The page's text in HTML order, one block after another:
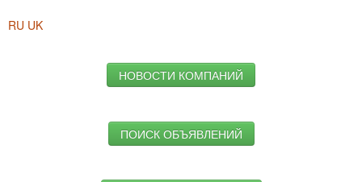
RU UK
НОВОСТИ КОМПАНИЙ
ПОИСК ОБЪЯВЛЕНИЙ